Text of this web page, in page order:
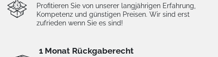
Profitieren Sie von unserer langjährigen Erfahrung,
Kompetenz und günstigen Preisen. Wir sind erst
zufrieden wenn Sie es sind!
1 Monat Rückgaberecht